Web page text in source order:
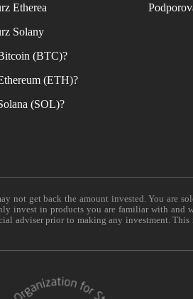
Etherea
Solany
(BTC)?
(ETH)?
(SOL)?
not get back the amount invested. You are
invest in products you are familiar with and
adviser prior to making any investment. This